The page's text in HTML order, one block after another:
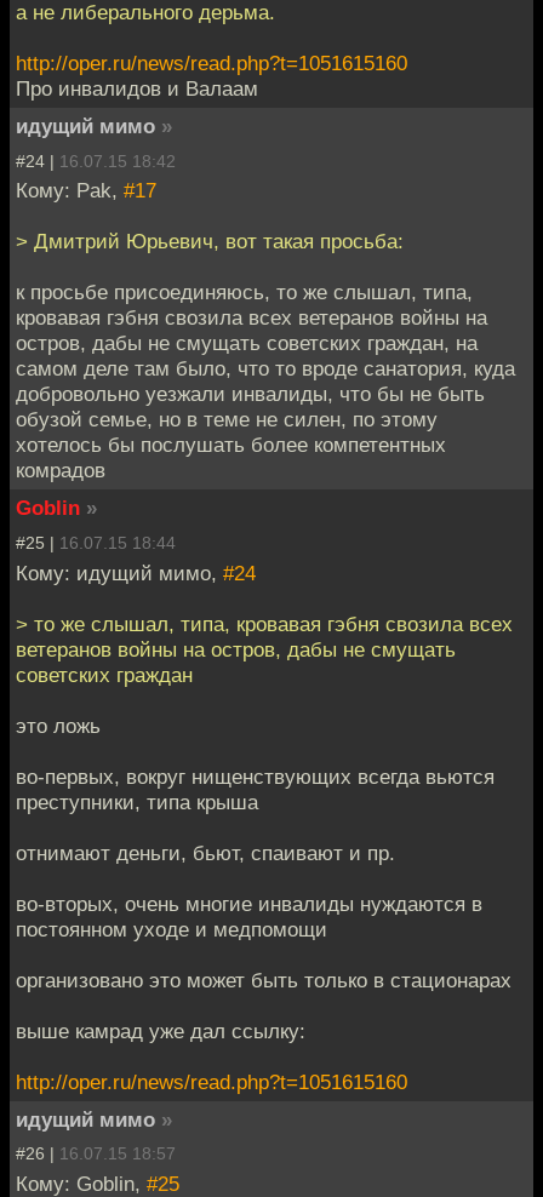
а не либерального дерьма.
http://oper.ru/news/read.php?t=1051615160
Про инвалидов и Валаам
идущий мимо »
#24 | 16.07.15 18:42
Кому: Pak, #17
> Дмитрий Юрьевич, вот такая просьба:
к просьбе присоединяюсь, то же слышал, типа,
кровавая гэбня свозила всех ветеранов войны на
остров, дабы не смущать советских граждан, на
самом деле там было, что то вроде санатория, куда
добровольно уезжали инвалиды, что бы не быть
обузой семье, но в теме не силен, по этому
хотелось бы послушать более компетентных
комрадов
Goblin »
#25 | 16.07.15 18:44
Кому: идущий мимо, #24
> то же слышал, типа, кровавая гэбня свозила всех
ветеранов войны на остров, дабы не смущать
советских граждан
это ложь
во-первых, вокруг нищенствующих всегда вьются
преступники, типа крыша
отнимают деньги, бьют, спаивают и пр.
во-вторых, очень многие инвалиды нуждаются в
постоянном уходе и медпомощи
организовано это может быть только в стационарах
выше камрад уже дал ссылку:
http://oper.ru/news/read.php?t=1051615160
идущий мимо »
#26 | 16.07.15 18:57
Кому: Goblin, #25